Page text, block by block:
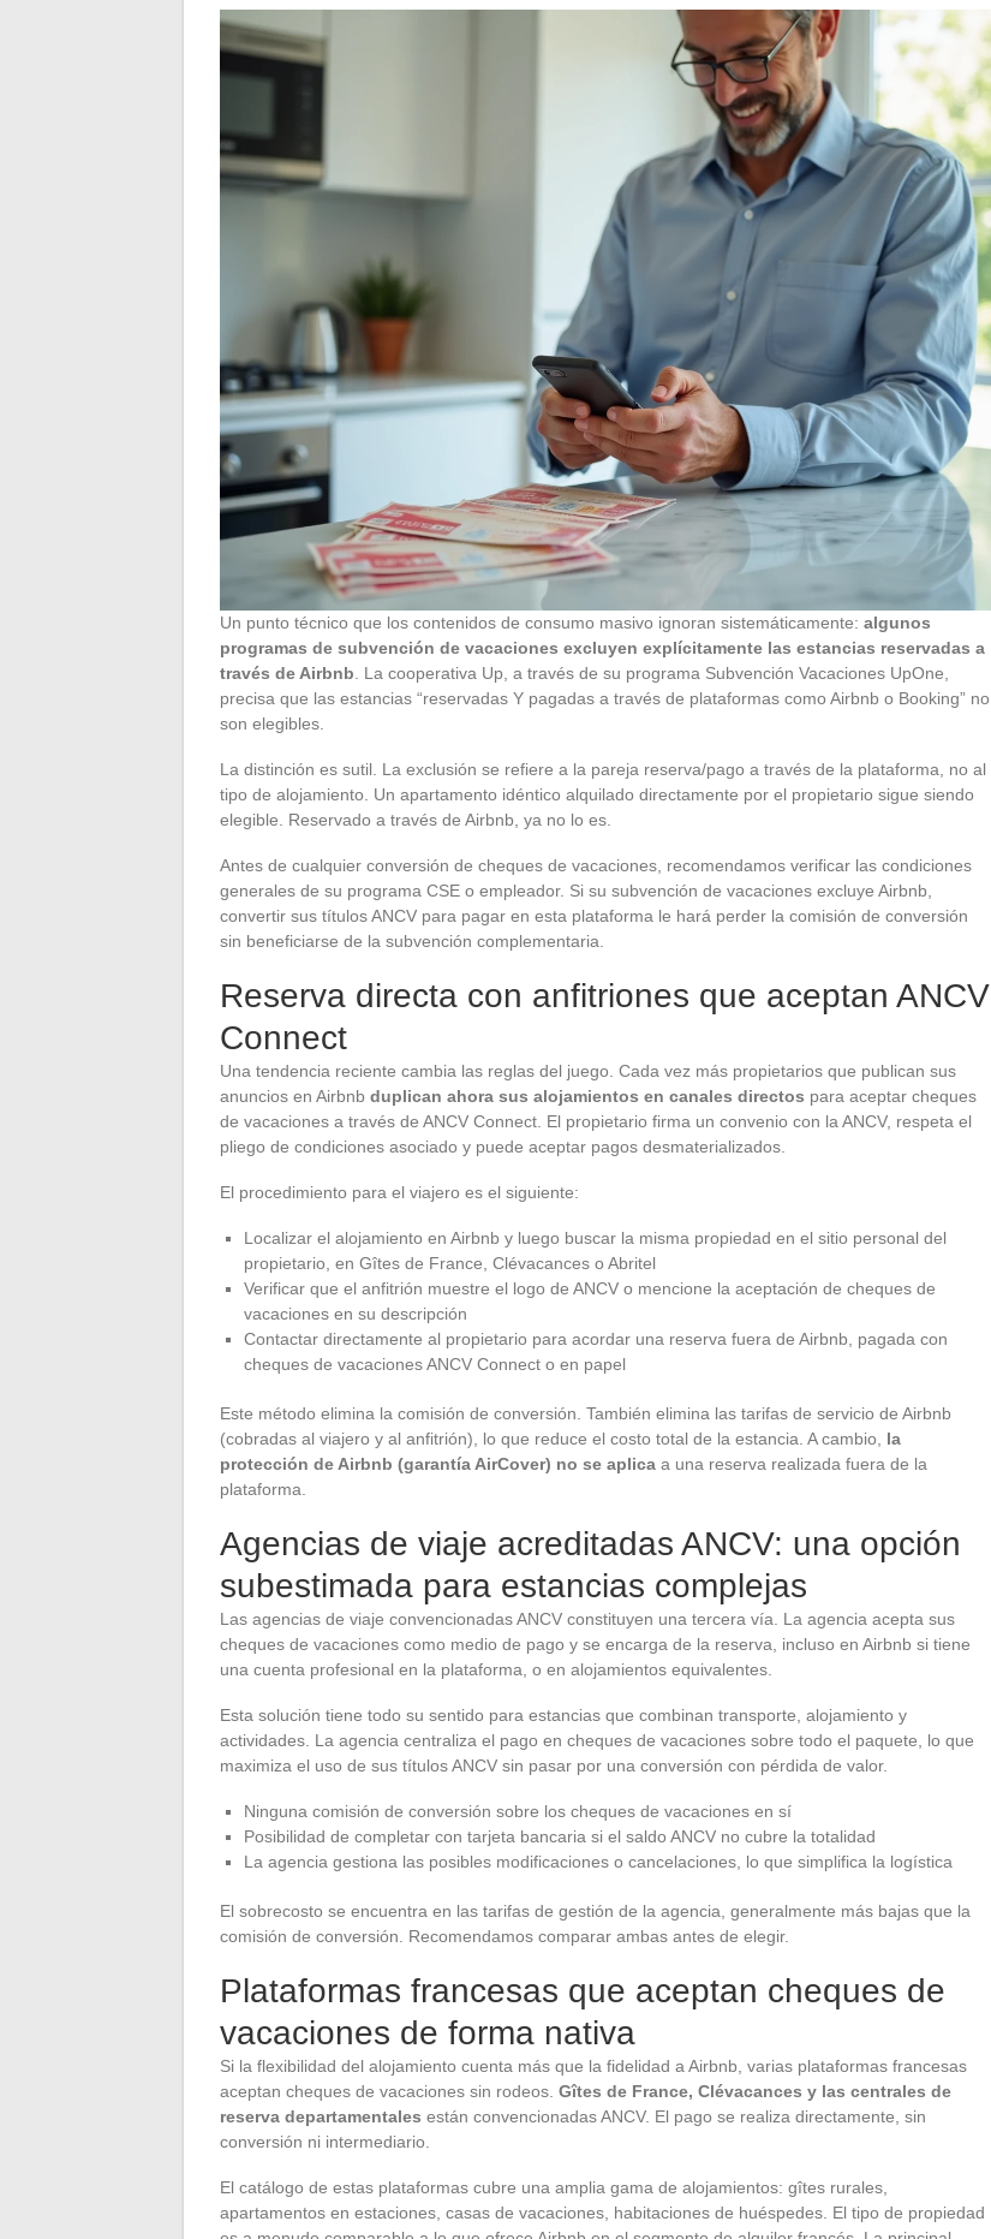
Un punto técnico que los contenidos de consumo masivo ignoran sistemáticamente: algunos
programas de subvención de vacaciones excluyen explícitamente las estancias reservadas a
través de Airbnb . La cooperativa Up, a través de su programa Subvención Vacaciones UpOne,
precisa que las estancias “reservadas Y pagadas a través de plataformas como Airbnb o Booking” no
son elegibles.
La distinción es sutil. La exclusión se refiere a la pareja reserva/pago a través de la plataforma, no al
tipo de alojamiento. Un apartamento idéntico alquilado directamente por el propietario sigue siendo
elegible. Reservado a través de Airbnb, ya no lo es.
Antes de cualquier conversión de cheques de vacaciones, recomendamos verificar las condiciones
generales de su programa CSE o empleador. Si su subvención de vacaciones excluye Airbnb,
convertir sus títulos ANCV para pagar en esta plataforma le hará perder la comisión de conversión
sin beneficiarse de la subvención complementaria.
Reserva directa con anfitriones que aceptan ANCV
Connect
Una tendencia reciente cambia las reglas del juego. Cada vez más propietarios que publican sus
anuncios en Airbnb duplican ahora sus alojamientos en canales directos para aceptar cheques
de vacaciones a través de ANCV Connect. El propietario firma un convenio con la ANCV, respeta el
pliego de condiciones asociado y puede aceptar pagos desmaterializados.
El procedimiento para el viajero es el siguiente:
Localizar el alojamiento en Airbnb y luego buscar la misma propiedad en el sitio personal del
propietario, en Gîtes de France, Clévacances o Abritel
Verificar que el anfitrión muestre el logo de ANCV o mencione la aceptación de cheques de
vacaciones en su descripción
Contactar directamente al propietario para acordar una reserva fuera de Airbnb, pagada con
cheques de vacaciones ANCV Connect o en papel
Este método elimina la comisión de conversión. También elimina las tarifas de servicio de Airbnb
(cobradas al viajero y al anfitrión), lo que reduce el costo total de la estancia. A cambio, la
protección de Airbnb (garantía AirCover) no se aplica a una reserva realizada fuera de la
plataforma.
Agencias de viaje acreditadas ANCV: una opción
subestimada para estancias complejas
Las agencias de viaje convencionadas ANCV constituyen una tercera vía. La agencia acepta sus
cheques de vacaciones como medio de pago y se encarga de la reserva, incluso en Airbnb si tiene
una cuenta profesional en la plataforma, o en alojamientos equivalentes.
Esta solución tiene todo su sentido para estancias que combinan transporte, alojamiento y
actividades. La agencia centraliza el pago en cheques de vacaciones sobre todo el paquete, lo que
maximiza el uso de sus títulos ANCV sin pasar por una conversión con pérdida de valor.
Ninguna comisión de conversión sobre los cheques de vacaciones en sí
Posibilidad de completar con tarjeta bancaria si el saldo ANCV no cubre la totalidad
La agencia gestiona las posibles modificaciones o cancelaciones, lo que simplifica la logística
El sobrecosto se encuentra en las tarifas de gestión de la agencia, generalmente más bajas que la
comisión de conversión. Recomendamos comparar ambas antes de elegir.
Plataformas francesas que aceptan cheques de
vacaciones de forma nativa
Si la flexibilidad del alojamiento cuenta más que la fidelidad a Airbnb, varias plataformas francesas
aceptan cheques de vacaciones sin rodeos. Gîtes de France, Clévacances y las centrales de
reserva departamentales están convencionadas ANCV. El pago se realiza directamente, sin
conversión ni intermediario.
El catálogo de estas plataformas cubre una amplia gama de alojamientos: gîtes rurales,
apartamentos en estaciones, casas de vacaciones, habitaciones de huéspedes. El tipo de propiedad